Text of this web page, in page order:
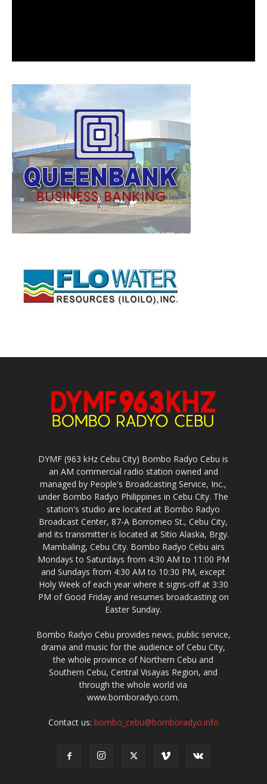
DYMF (963 kHz Cebu City) Bombo Radyo Cebu is
an AM commercial radio station owned and
managed by People's Broadcasting Service, Inc.,
under Bombo Radyo Philippines in Cebu City. The
station's studio are located at Bombo Radyo
Broadcast Center, 87-A Borromeo St., Cebu City,
and its transmitter is located at Sitio Alaska, Brgy.
Mambaling, Cebu City. Bombo Radyo Cebu airs
Mondays to Saturdays from 4:30 AM to 11:00 PM
and Sundays from 4:30 AM to 10:30 PM, except
Holy Week of each year where it signs-off at 3:30
PM of Good Friday and resumes broadcasting on
Easter Sunday.
Bombo Radyo Cebu provides news, public service,
drama and music for the audience of Cebu City,
the whole province of Northern Cebu and
Southern Cebu, Central Visayas Region, and
through the whole world via
www.bomboradyo.com.
Contact us: bombo_cebu@bomboradyo.info